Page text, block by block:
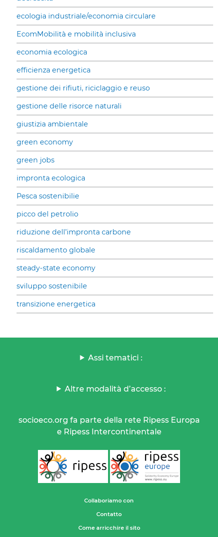
ecologia industriale/economia circulare
EcomMobilità e mobilità inclusiva
economia ecologica
efficienza energetica
gestione dei rifiuti, riciclaggio e reuso
gestione delle risorce naturali
giustizia ambientale
green economy
green jobs
impronta ecologica
Pesca sostenibilie
picco del petrolio
riduzione dell’impronta carbone
riscaldamento globale
steady-state economy
sviluppo sostenibile
transizione energetica
Assi tematici :
Altre modalità d’accesso :
socioeco.org fa parte della rete Ripess Europa
e Ripess Intercontinentale
Collaboriamo con
Contatto
Come arricchire il sito